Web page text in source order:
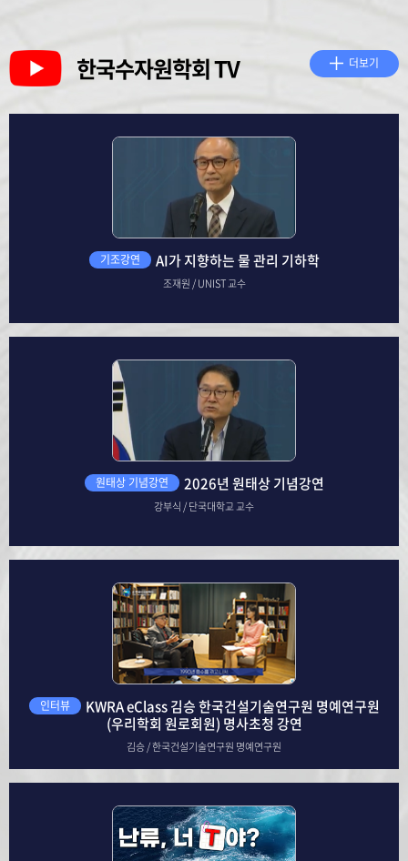
한국수자원학회 TV 더보기
기조강연 AI가 지향하는 물 관리 기하학
조재원 / UNIST 교수
원태상 기념강연 2026년 원태상 기념강연
강부식 / 단국대학교 교수
인터뷰
KWRA eClass 김승 한국건설기술연구원 명예연구원
(우리학회 원로회원) 명사초청 강연
김승 / 한국건설기술연구원 명예연구원